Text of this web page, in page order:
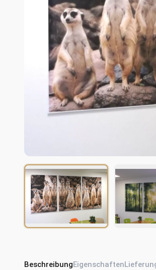
BeschreibungEigenschaften